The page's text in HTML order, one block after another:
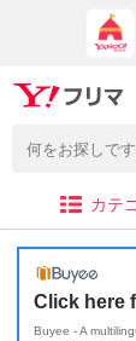
カテ
Click here
Buyee - A